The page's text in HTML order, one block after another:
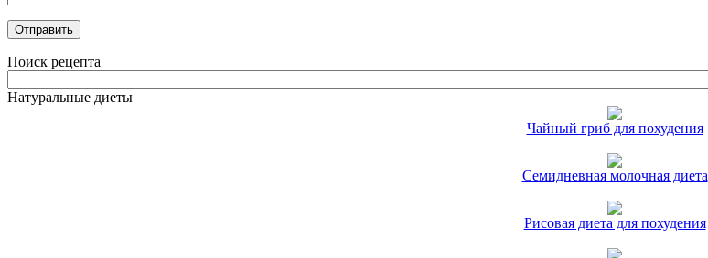
Поиск рецепта
Натуральные диеты
Чайный гриб для похудения
Семидневная молочная диета
Рисовая диета для похудения